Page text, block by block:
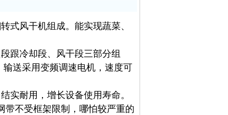
式风干机组成。 能实现蔬菜、
跟冷却段、风干段三部分组
送采用变频调速电机，速度可
实耐用，增长设备使用寿命。
带不受框架限制，哪怕较严重的